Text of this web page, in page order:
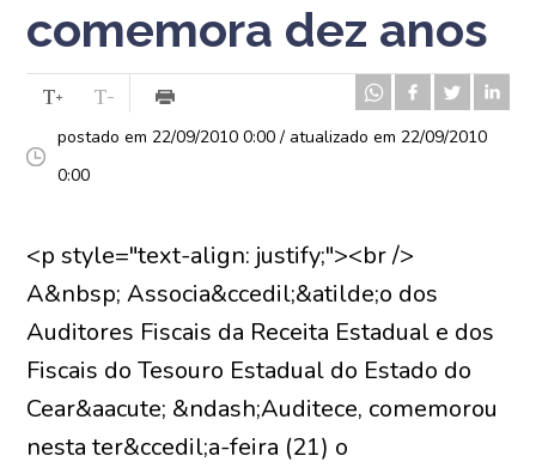
comemora dez anos
postado em 22/09/2010 0:00 / atualizado em 22/09/2010
0:00
<p style="text-align: justify;"><br />
A&nbsp; Associa&ccedil;&atilde;o dos
Auditores Fiscais da Receita Estadual e dos
Fiscais do Tesouro Estadual do Estado do
Cear&aacute; &ndash;Auditece, comemorou
nesta ter&ccedil;a-feira (21) o